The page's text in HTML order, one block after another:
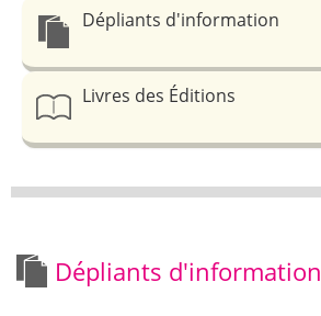
Dépliants d'information
Livres des Éditions
Dépliants d'information